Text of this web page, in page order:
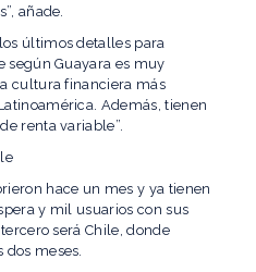
añade.
últimos detalles para
según Guayara es muy
cultura financiera más
Además, tienen
renta variable”.
hace un mes y ya tienen
y mil usuarios con sus
será Chile, donde
meses.